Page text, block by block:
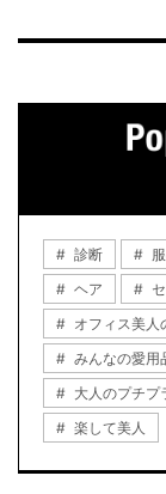
診断
ヘア
オフィス美人
みんなの愛用
大人のプチプ
楽して美人